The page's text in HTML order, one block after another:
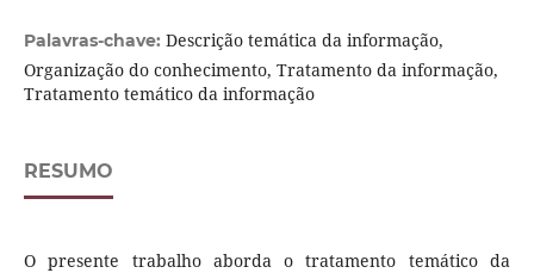
Palavras-chave: Descrição temática da informação,
Organização do conhecimento, Tratamento da informação,
Tratamento temático da informação
RESUMO
O presente trabalho aborda o tratamento temático da